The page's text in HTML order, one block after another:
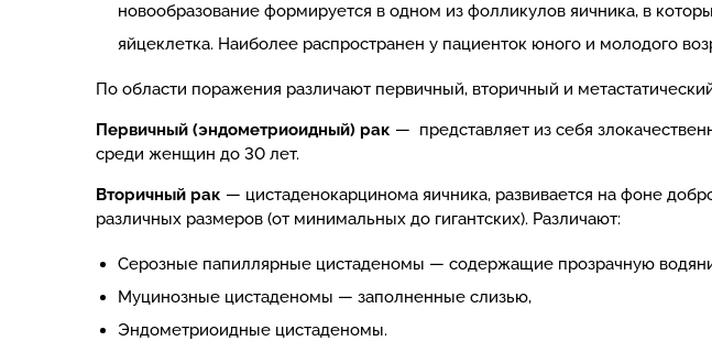
новообразование формируется в одном из фолликулов яичника, в
яйцеклетка. Наиболее распространен у пациенток юного и молодого
По области поражения различают первичный, вторичный и
Первичный (эндометриоидный) рак — представляет из себя
среди женщин до 30 лет.
Вторичный рак — цистаденокарцинома яичника, развивается на фоне
различных размеров (от минимальных до гигантских). Различают:
Серозные папиллярные цистаденомы — содержащие прозрачную
Муцинозные цистаденомы — заполненные слизью,
Эндометриоидные цистаденомы.